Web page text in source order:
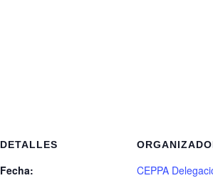
DETALLES
Fecha:
CEPPA